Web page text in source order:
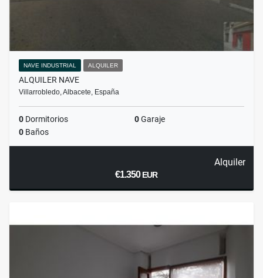
NAVE INDUSTRIAL ALQUILER
ALQUILER NAVE
Villarrobledo, Albacete, España
0 Dormitorios 0Garaje
0 Baños
Alquiler
€1.350EUR